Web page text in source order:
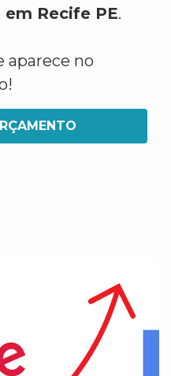
Recife PE.
aparece no